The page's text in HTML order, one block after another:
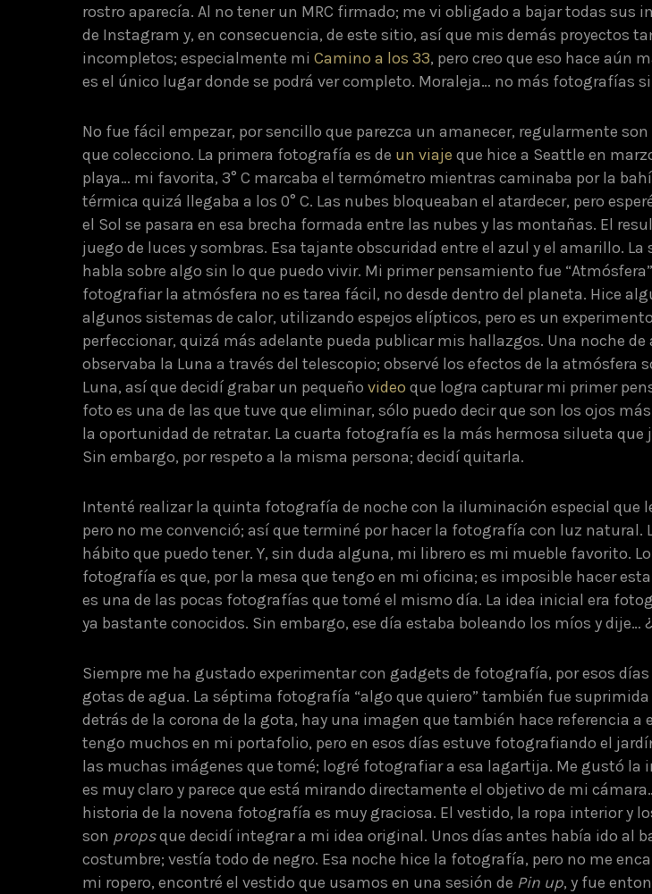
rostro aparecía. Al no tener un MRC firmado; me vi obligado a bajar todas sus
de Instagram y, en consecuencia, de este sitio, así que mis demás proyectos
incompletos; especialmente mi Camino a los 33, pero creo que eso hace aún
es el único lugar donde se podrá ver completo. Moraleja… no más fotografías
No fue fácil empezar, por sencillo que parezca un amanecer, regularmente
que colecciono. La primera fotografía es de un viaje que hice a Seattle en
playa… mi favorita, 3° C marcaba el termómetro mientras caminaba por la
térmica quizá llegaba a los 0° C. Las nubes bloqueaban el atardecer, pero
el Sol se pasara en esa brecha formada entre las nubes y las montañas. El
juego de luces y sombras. Esa tajante obscuridad entre el azul y el amarillo.
habla sobre algo sin lo que puedo vivir. Mi primer pensamiento fue
fotografiar la atmósfera no es tarea fácil, no desde dentro del planeta. Hice
algunos sistemas de calor, utilizando espejos elípticos, pero es un
perfeccionar, quizá más adelante pueda publicar mis hallazgos. Una noche
observaba la Luna a través del telescopio; observé los efectos de la atmósfera
Luna, así que decidí grabar un pequeño video que logra capturar mi primer
foto es una de las que tuve que eliminar, sólo puedo decir que son los ojos
la oportunidad de retratar. La cuarta fotografía es la más hermosa silueta que
Sin embargo, por respeto a la misma persona; decidí quitarla.
Intenté realizar la quinta fotografía de noche con la iluminación especial que
pero no me convenció; así que terminé por hacer la fotografía con luz natural.
hábito que puedo tener. Y, sin duda alguna, mi librero es mi mueble favorito.
fotografía es que, por la mesa que tengo en mi oficina; es imposible hacer
es una de las pocas fotografías que tomé el mismo día. La idea inicial era
ya bastante conocidos. Sin embargo, ese día estaba boleando los míos y dije…
Siempre me ha gustado experimentar con gadgets de fotografía, por esos
gotas de agua. La séptima fotografía “algo que quiero” también fue suprimida
detrás de la corona de la gota, hay una imagen que también hace referencia a
tengo muchos en mi portafolio, pero en esos días estuve fotografiando el
las muchas imágenes que tomé; logré fotografiar a esa lagartija. Me gustó la
es muy claro y parece que está mirando directamente el objetivo de mi
historia de la novena fotografía es muy graciosa. El vestido, la ropa interior y
son propsque decidí integrar a mi idea original. Unos días antes había ido al
costumbre; vestía todo de negro. Esa noche hice la fotografía, pero no me
mi ropero, encontré el vestido que usamos en una sesión de Pin up, y fue